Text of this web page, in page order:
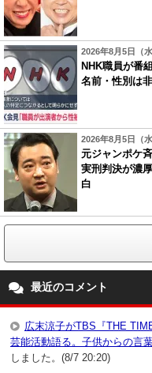
2026年8月5日（
NHK職員が番
名前・性別は
2026年8月5日（
元ジャンポケ
実刑判決が濃
白
最近のコメント
広末涼子がTBS『THE
芸能活動語る。子供からの言
しました。(8/7 20:20)